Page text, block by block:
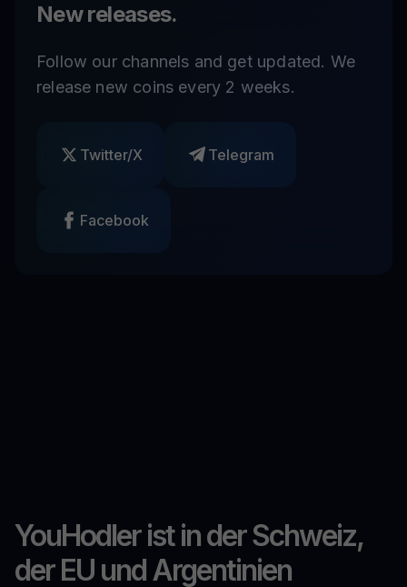
New releases.
Follow our channels and get updated. We
release new coins every 2 weeks.
Twitter/X Telegram
Facebook
YouHodler ist in der Schweiz,
der EU und Argentinien